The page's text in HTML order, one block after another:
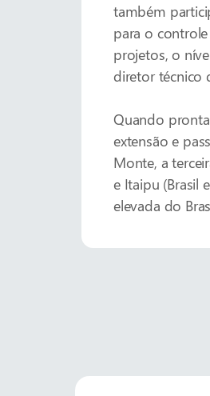
também
para o
projetos, o
diretor técnico
Quando
extensão e
Monte, a
e Itaipu (Brasil
elevada do